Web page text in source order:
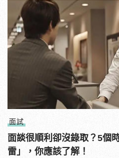
面試
面談很順利卻沒錄取？5個
雷」，你應該了解！